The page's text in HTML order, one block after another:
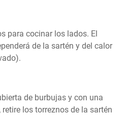
para cocinar los lados. El
de la sartén y del calor
de burbujas y con una
los torreznos de la sartén